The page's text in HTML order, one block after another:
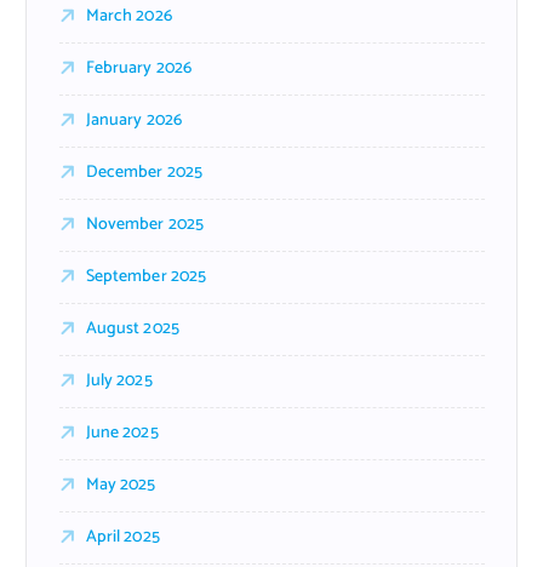
March 2026
February 2026
January 2026
December 2025
November 2025
September 2025
August 2025
July 2025
June 2025
May 2025
April 2025